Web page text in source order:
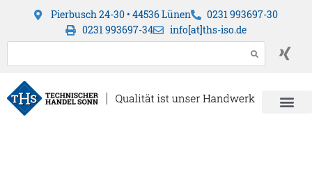
Pierbusch 24-30 • 44536 Lünen
0231 993697-30
0231 993697-34
info[at]ths-iso.de